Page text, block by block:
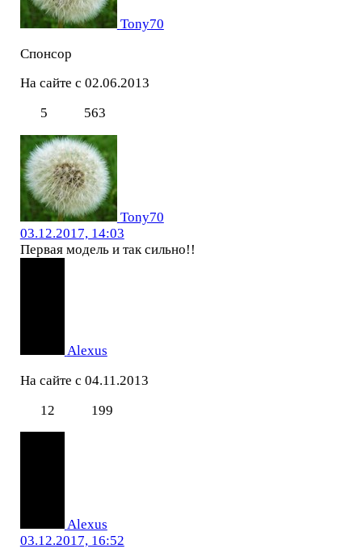
Tony70
Спонсор
На сайте с 02.06.2013
5
563
Tony70
03.12.2017, 14:03
Первая модель и так сильно!!
Alexus
На сайте с 04.11.2013
12
199
Alexus
03.12.2017, 16:52